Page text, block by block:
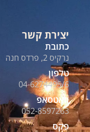
יצירת קשר
כתובת
נרקיס 2, פרדס חנה
טלפון
04-6274495/6
וואטסאפ
052-8597263
פקס